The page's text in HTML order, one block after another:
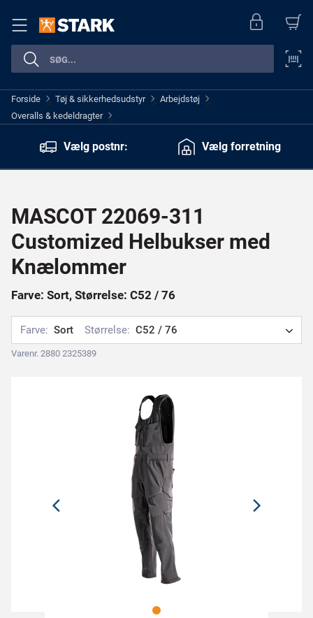
Forside > Tøj & sikkerhedsudstyr > Arbejdstøj >
Overalls & kedeldragter >
Vælg postnr:
Vælg forretning
MASCOT 22069-311
Customized Helbukser med
Knælommer
Farve: Sort, Størrelse: C52 / 76
Farve: Sort Størrelse: C52 / 76
Varenr. 2880 2325389